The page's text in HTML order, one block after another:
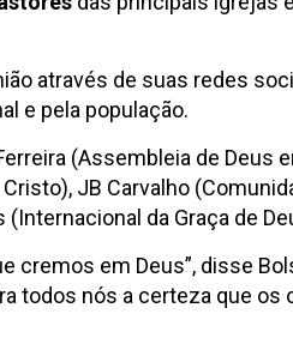
através de suas redes
e pela população.
(Assembleia de Deus
JB Carvalho
da Graça de
cremos em Deus”, disse
todos nós a certeza que